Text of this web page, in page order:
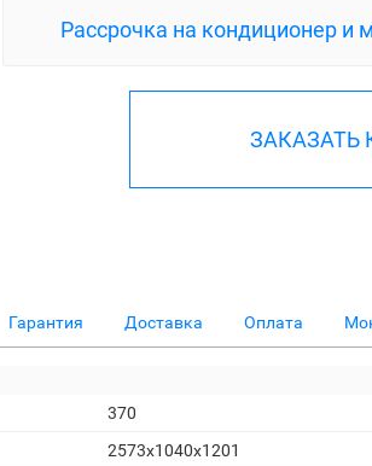
Рассрочка на кондиционер и
ЗАКАЗАТЬ
Гарантия Доставка Оплата
370
2573x1040x1201